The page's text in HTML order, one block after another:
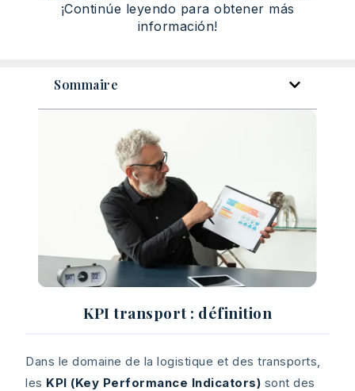
¡Continúe leyendo para obtener más
información!
Sommaire
KPI transport : définition
Dans le domaine de la logistique et des transports,
les KPI (Key Performance Indicators) sont des